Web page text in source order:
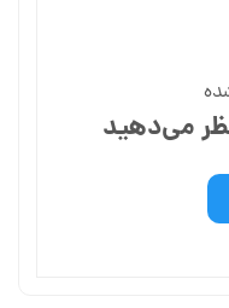
می‌دهید